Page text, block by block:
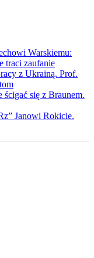
Warskiemu:
traci zaufanie
z Ukrainą. Prof.
się z Braunem.
Janowi Rokicie.